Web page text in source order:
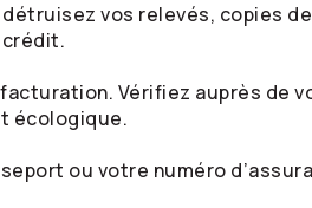
vos relevés, copies
Vérifiez auprès
écologique.
ou votre numéro